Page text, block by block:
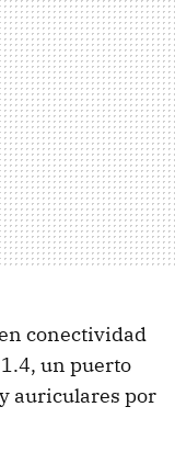
conectividad
un puerto
auriculares por